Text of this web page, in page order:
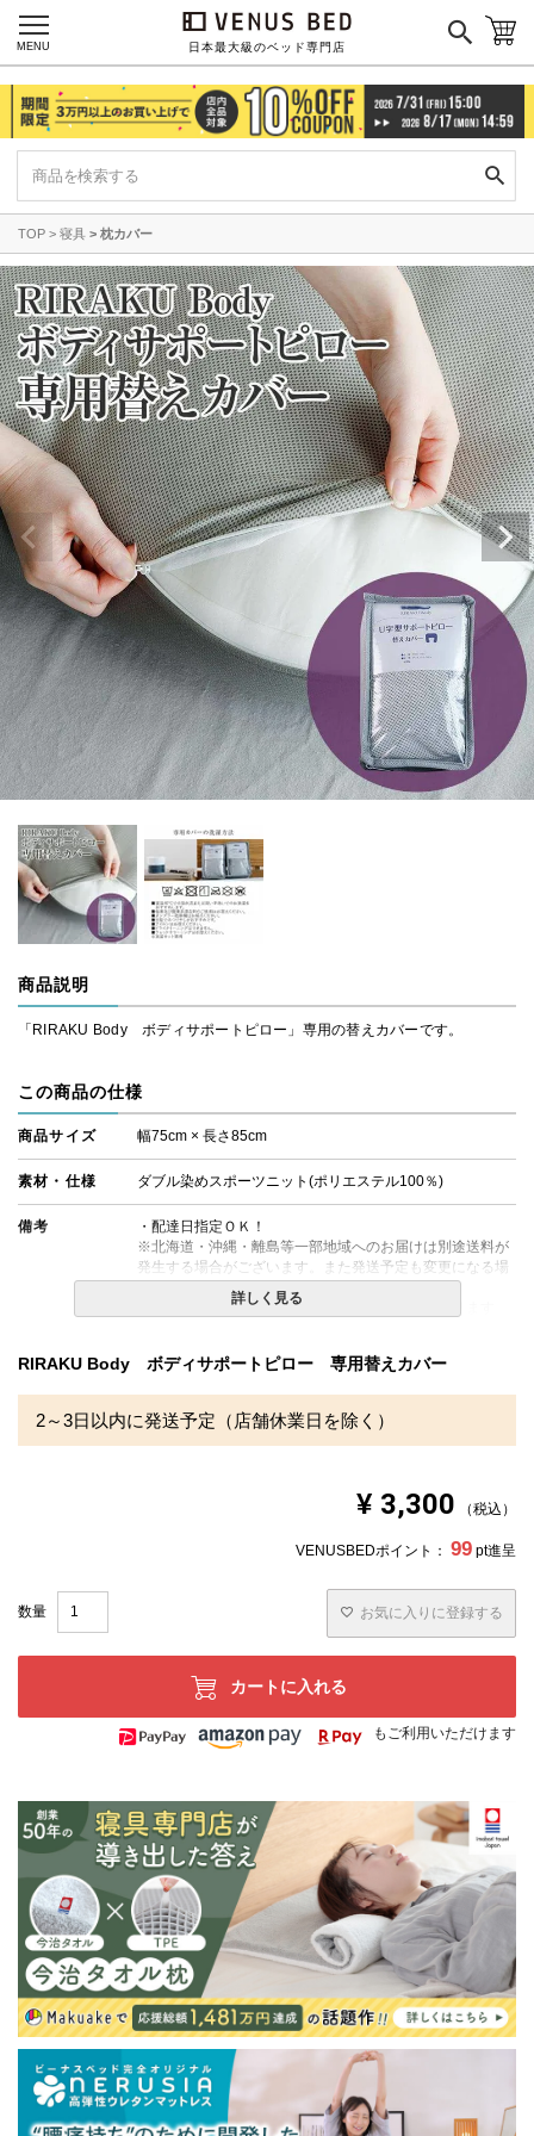
日本最大級のベッド専門店
MENU
TOP 寝具 枕カバー
商品説明
「RIRAKU Body ボディサポートピロー」専用の替えカバーです。
この商品の仕様
商品サイズ 幅75cm × 長さ85cm
素材・仕様 ダブル染めスポーツニット(ポリエステル100％)
備考
・配達日指定ＯＫ！
※北海道・沖縄・離島等一部地域へのお届けは別途送料が
発生する場合がございます。また発送予定も変更になる場
合があります。
※できる限り実際の色を再現するよう心がけております
詳しく見る
RIRAKU Body ボディサポートピロー 専用替えカバー
2～3日以内に発送予定（店舗休業日を除く）
¥ 3,300 税込
VENUSBEDポイント： 99 pt進呈
お気に入りに登録する
カートに入れる
もご利用いただけます